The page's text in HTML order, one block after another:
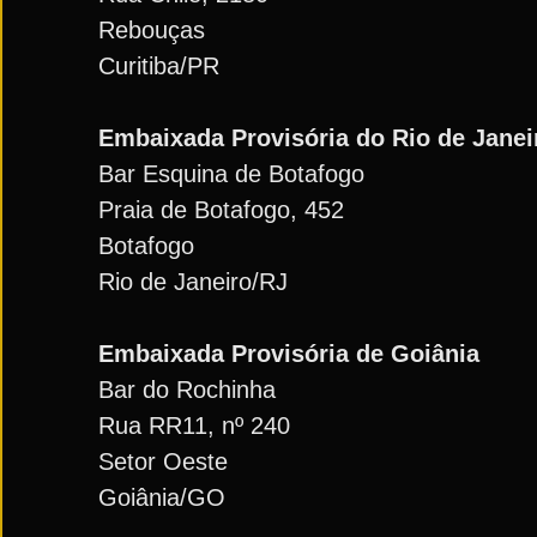
Rebouças
Curitiba/PR
Embaixada Provisória do Rio de
Bar Esquina de Botafogo
Praia de Botafogo, 452
Botafogo
Rio de Janeiro/RJ
Embaixada Provisória de Goiânia
Bar do Rochinha
Rua RR11, nº 240
Setor Oeste
Goiânia/GO